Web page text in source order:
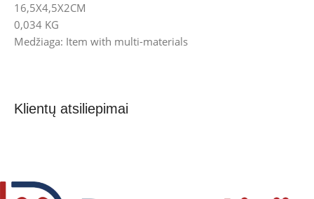
16,5X4,5X2CM
0,034 KG
Medžiaga: Item with multi-materials
Klientų atsiliepimai